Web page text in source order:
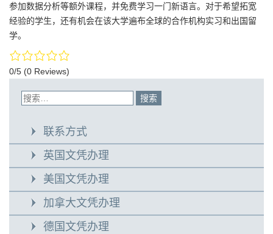
参加数据分析等额外课程，并免费学习一门新语言。对于希望拓宽
经验的学生，还有机会在该大学遍布全球的合作机构实习和出国留
学。
0/5 (0 Reviews)
联系方式
英国文凭办理
美国文凭办理
加拿大文凭办理
德国文凭办理